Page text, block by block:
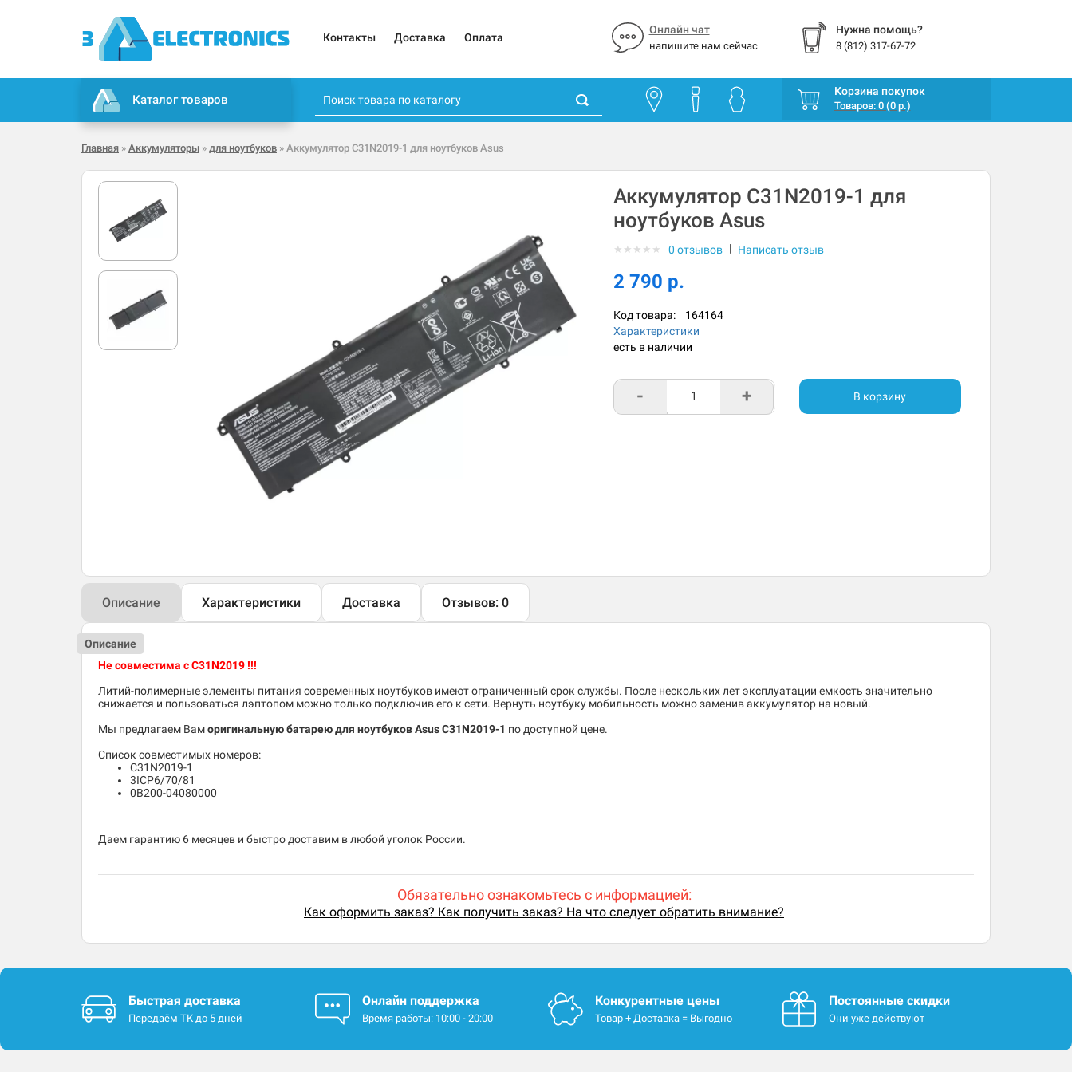
Контакты Доставка Оплата
Онлайн чат
напишите нам сейчас
Нужна помощь?
8 (812) 317-67-72
Каталог товаров
Корзина покупок
Товаров: 0 (0 р.)
Главная » Аккумуляторы » для ноутбуков » Аккумулятор C31N2019-1 для ноутбуков Asus
Аккумулятор C31N2019-1 для
ноутбуков Asus
★ ★ ★ ★ ★ 0 отзывов | Написать отзыв
2 790 р.
Код товара: 164164
Характеристики
есть в наличии
- + В корзину
Описание Характеристики Доставка Отзывов: 0
Описание
Не совместима с C31N2019 !!!
Литий-полимерные элементы питания современных ноутбуков имеют ограниченный срок службы. После нескольких лет эксплуатации емкость значительно
снижается и пользоваться лэптопом можно только подключив его к сети. Вернуть ноутбуку мобильность можно заменив аккумулятор на новый.
Мы предлагаем Ваморигинальную батарею для ноутбуков Asus C31N2019-1 по доступной цене.
Список совместимых номеров:
C31N2019-1
3ICP6/70/81
0B200-04080000
Даем гарантию 6 месяцев и быстро доставим в любой уголок России.
Обязательно ознакомьтесь с информацией:
Как оформить заказ? Как получить заказ? На что следует обратить внимание?
Быстрая доставка
Передаём ТК до 5 дней
Онлайн поддержка
Время работы: 10:00 - 20:00
Конкурентные цены
Товар + Доставка = Выгодно
Постоянные скидки
Они уже действуют